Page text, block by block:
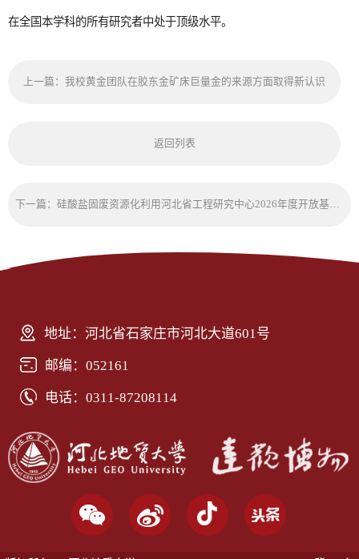
在全国本学科的所有研究者中处于顶级水平。
上一篇：我校黄金团队在胶东金矿床巨量金的来源方面取得新认识
返回列表
下一篇：硅酸盐固废资源化利用河北省工程研究中心2026年度开放基金申请通知
地址：河北省石家庄市河北大道601号
邮编：052161
电话：0311-87208114